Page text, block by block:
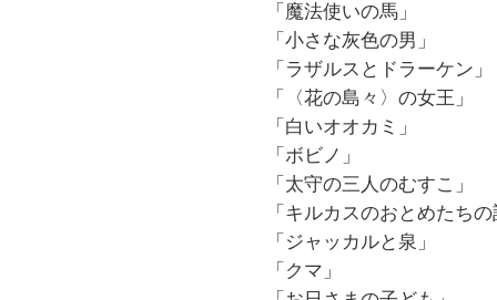
「魔法使いの馬」
「小さな灰色の男」
「ラザルスとドラーケン」
「〈花の島々〉の女王」
「白いオオカミ」
「ボビノ」
「太守の三人のむすこ」
「キルカスのおとめたち
「ジャッカルと泉」
「クマ」